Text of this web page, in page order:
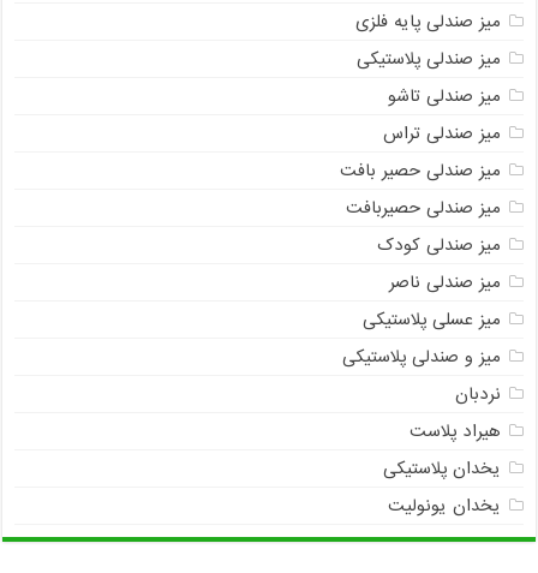
میز صندلی پایه فلزی
میز صندلی پلاستیکی
میز صندلی تاشو
میز صندلی تراس
میز صندلی حصیر بافت
میز صندلی حصیربافت
میز صندلی کودک
میز صندلی ناصر
میز عسلی پلاستیکی
میز و صندلی پلاستیکی
نردبان
هیراد پلاست
یخدان پلاستیکی
یخدان یونولیت